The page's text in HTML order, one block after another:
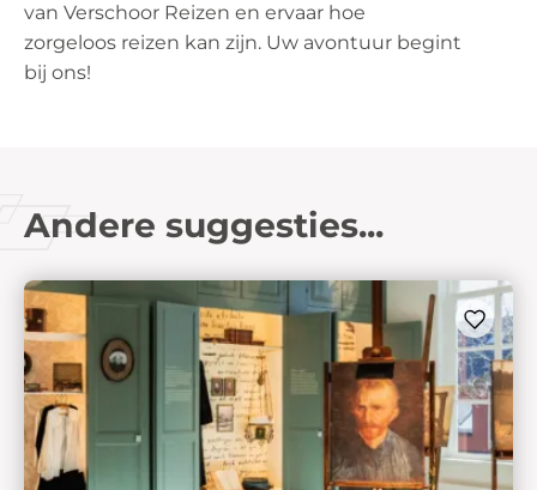
van Verschoor Reizen en ervaar hoe
zorgeloos reizen kan zijn. Uw avontuur begint
bij ons!
Andere suggesties...